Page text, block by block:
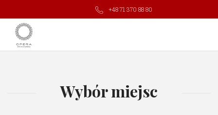
+48 71 370 88 80
Wybór miejsc